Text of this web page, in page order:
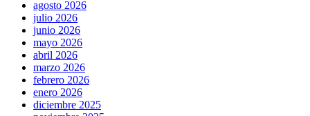
agosto 2026
julio 2026
junio 2026
mayo 2026
abril 2026
marzo 2026
febrero 2026
enero 2026
diciembre 2025